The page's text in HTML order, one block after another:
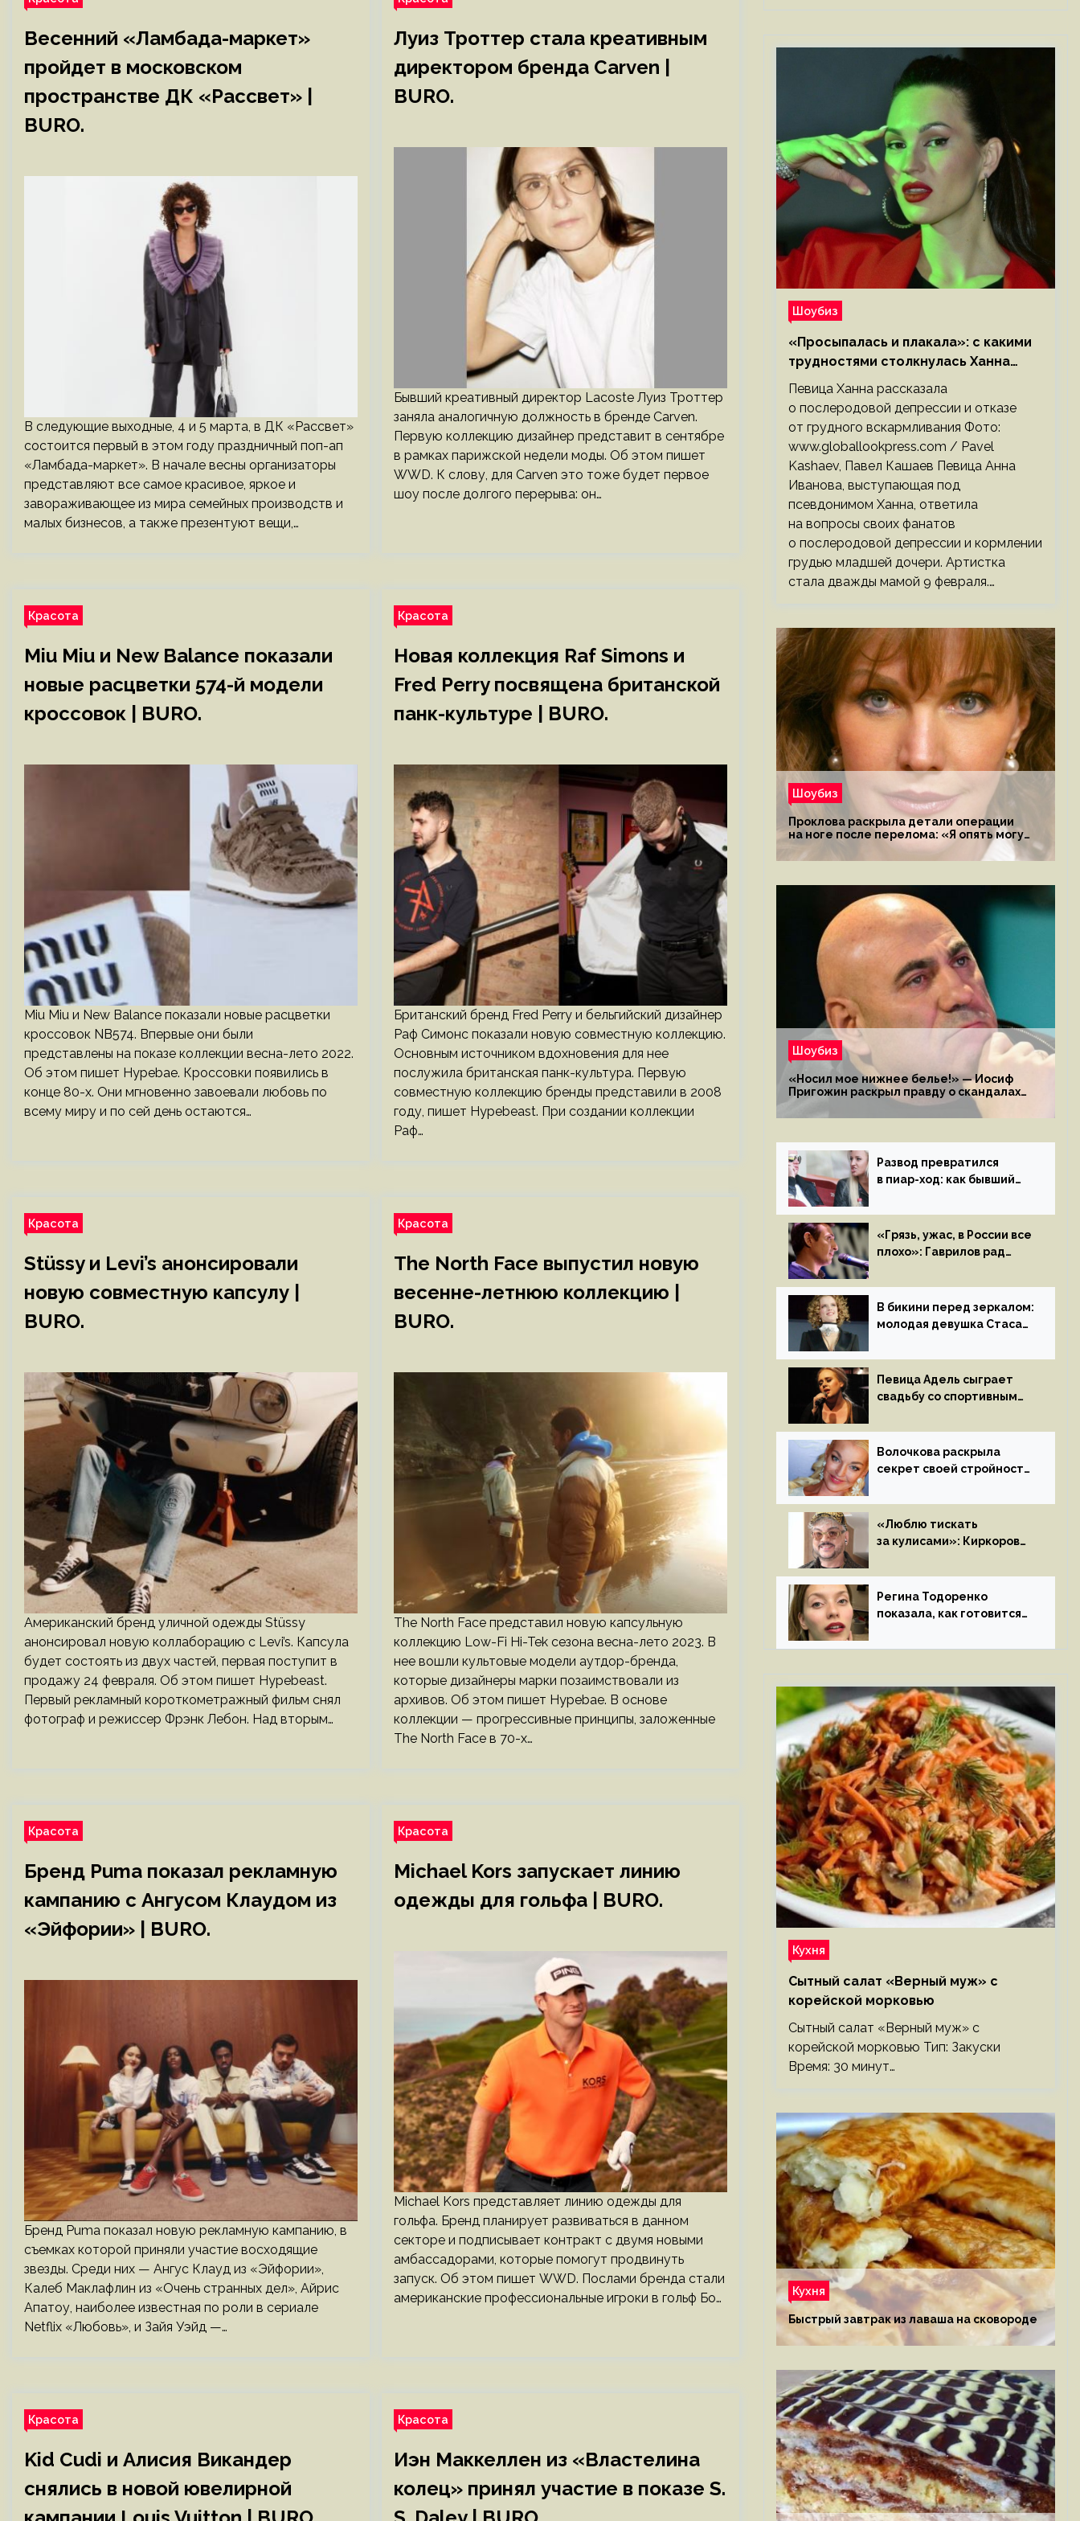
Весенний «Ламбада-маркет»
пройдет в московском
пространстве ДК «Рассвет» |
BURO.
В следующие выходные, 4 и 5 марта, в ДК «Рассвет»
состоится первый в этом году праздничный поп-ап
«Ламбада-маркет». В начале весны организаторы
представляют все самое красивое, яркое и
завораживающее из мира семейных производств и
малых бизнесов, а также презентуют вещи,…
Луиз Троттер стала креативным
директором бренда Carven |
BURO.
Бывший креативный директор Lacoste Луиз Троттер
заняла аналогичную должность в бренде Carven.
Первую коллекцию дизайнер представит в сентябре
в рамках парижской недели моды. Об этом пишет
WWD. К слову, для Carven это тоже будет первое
шоу после долгого перерыва: он…
Красота
Miu Miu и New Balance показали
новые расцветки 574-й модели
кроссовок | BURO.
Miu Miu и New Balance показали новые расцветки
кроссовок NB574. Впервые они были
представлены на показе коллекции весна-лето 2022.
Об этом пишет Hypebae. Кроссовки появились в
конце 80-х. Они мгновенно завоевали любовь по
всему миру и по сей день остаются…
Красота
Новая коллекция Raf Simons и
Fred Perry посвящена британской
панк-культуре | BURO.
Британский бренд Fred Perry и бельгийский дизайнер
Раф Симонс показали новую совместную коллекцию.
Основным источником вдохновения для нее
послужила британская панк-культура. Первую
совместную коллекцию бренды представили в 2008
году, пишет Hypebeast. При создании коллекции
Раф…
Красота
Stüssy и Levi’s анонсировали
новую совместную капсулу |
BURO.
Американский бренд уличной одежды Stüssy
анонсировал новую коллаборацию с Levi’s. Капсула
будет состоять из двух частей, первая поступит в
продажу 24 февраля. Об этом пишет Hypebeast.
Первый рекламный короткометражный фильм снял
фотограф и режиссер Фрэнк Лебон. Над вторым…
Красота
The North Face выпустил новую
весенне-летнюю коллекцию |
BURO.
The North Face представил новую капсульную
коллекцию Low-Fi Hi-Tek сезона весна-лето 2023. В
нее вошли культовые модели аутдор-бренда,
которые дизайнеры марки позаимствовали из
архивов. Об этом пишет Hypebae. В основе
коллекции — прогрессивные принципы, заложенные
The North Face в 70-х…
Красота
Бренд Puma показал рекламную
кампанию с Ангусом Клаудом из
«Эйфории» | BURO.
Бренд Puma показал новую рекламную кампанию, в
съемках которой приняли участие восходящие
звезды. Среди них — Ангус Клауд из «Эйфории»,
Калеб Маклафлин из «Очень странных дел», Айрис
Апатоу, наиболее известная по роли в сериале
Netflix «Любовь», и Зайя Уэйд —…
Красота
Michael Kors запускает линию
одежды для гольфа | BURO.
Michael Kors представляет линию одежды для
гольфа. Бренд планирует развиваться в данном
секторе и подписывает контракт с двумя новыми
амбассадорами, которые помогут продвинуть
запуск. Об этом пишет WWD. Послами бренда стали
американские профессиональные игроки в гольф Бо…
Красота
Kid Cudi и Алисия Викандер
снялись в новой ювелирной
Красота
Иэн Маккеллен из «Властелина
колец» принял участие в показе S.
Шоубиз
«Просыпалась и плакала»: с какими
трудностями столкнулась Ханна
после родов
Певица Ханна рассказала
о послеродовой депрессии и отказе
от грудного вскармливания Фото:
www.globallookpress.com / Pavel
Kashaev, Павел Кашаев Певица Анна
Иванова, выступающая под
псевдонимом Ханна, ответила
на вопросы своих фанатов
о послеродовой депрессии и кормлении
грудью младшей дочери. Артистка
стала дважды мамой 9 февраля.…
Шоубиз
Проклова раскрыла детали операции
на ноге после перелома: «Я опять могу
ходить»
Шоубиз
«Носил мое нижнее белье!» — Иосиф
Пригожин раскрыл правду о скандалах
с мужем своей экс-жены
Развод превратился
в пиар-ход: как бывший
популярной
«Грязь, ужас, в России все
плохо»: Гаврилов рад
иноагентов
В бикини перед зеркалом:
молодая девушка Стаса
на камеру
Певица Адель сыграет
свадьбу со спортивным
этим летом
Волочкова раскрыла
секрет своей стройности:
страстные…»
«Люблю тискать
за кулисами»: Киркоров
к молодой особе
Регина Тодоренко
показала, как готовится
ребенка
Кухня
Сытный салат «Верный муж» с
корейской морковью
Сытный салат «Верный муж» с
корейской морковью Тип: Закуски
Время: 30 минут…
Кухня
Быстрый завтрак из лаваша на сковороде